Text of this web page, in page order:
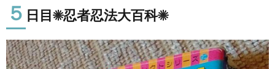
５ 日目☀忍者忍法大百科☀